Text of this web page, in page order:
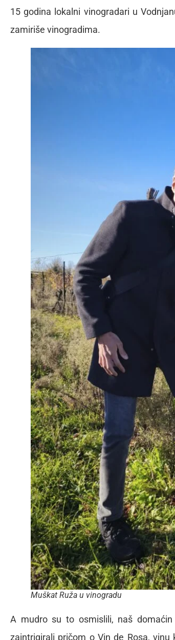
15 godina lokalni vinogradari u
zamiriše vinogradima.
Muškat Ruža u vinogradu
A mudro su to osmislili, naš
zaintrigirali pričom o Vin de Rosa,